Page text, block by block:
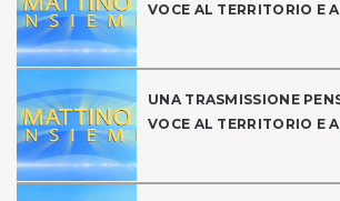
VOCE AL TERRITORIO E
UNA TRASMISSIONE
VOCE AL TERRITORIO E